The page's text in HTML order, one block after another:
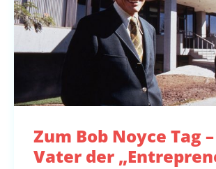
Zum Bob Noyce Tag
Vater der